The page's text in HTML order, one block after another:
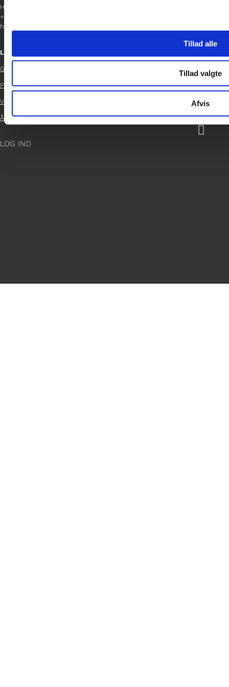
Tillad alle
Tillad valgte
Afvis
Helene Teichert
+45 29 37 32 41
helene.t@gladfonden.dk
Links
Glad Fonden
Persondatapolitik
Vedtægter
Årsrapport 2024
LOG IND



